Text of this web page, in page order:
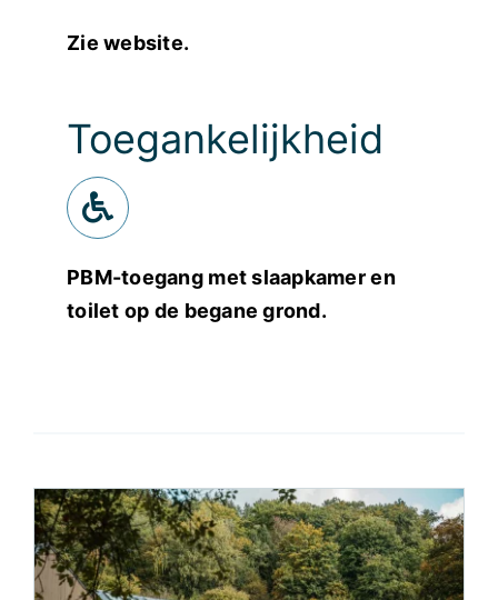
Zie website.
Toegankelijkheid
PBM-toegang met slaapkamer en
toilet op de begane grond.